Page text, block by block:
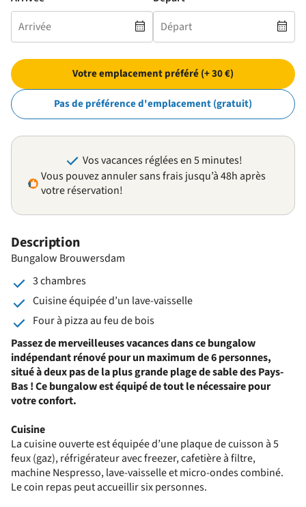
Description
Bungalow Brouwersdam
3 chambres
Cuisine équipée d’un lave-vaisselle
Four à pizza au feu de bois
Passez de merveilleuses vacances dans ce bungalow
indépendant rénové pour un maximum de 6 personnes,
situé à deux pasde la plus grande plage de sable des Pays-
Bas !Ce bungalow est équipé de tout le nécessaire pour
votre confort.
Cuisine
La cuisine ouverte est équipée d’une plaque de cuisson à 5
feux (gaz), réfrigérateur avec freezer, cafetière à filtre,
machine Nespresso, lave-vaisselle et micro-ondes combiné.
Le coin repas peut accueillir six personnes.
Votre emplacement préféré (+ 30 €)
Pas de préférence d'emplacement (gratuit)
Vos vacances réglées en 5 minutes!
Vous pouvez annuler sans frais jusqu’à 48h après
votre réservation!